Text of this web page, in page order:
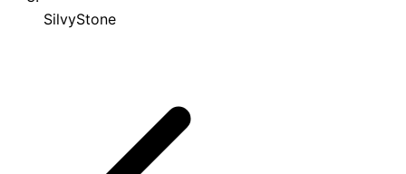
SilvyStone